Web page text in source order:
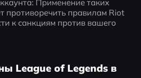
Применение таких
противоречить правилам Riot
к санкциям против вашего
League of Legends в